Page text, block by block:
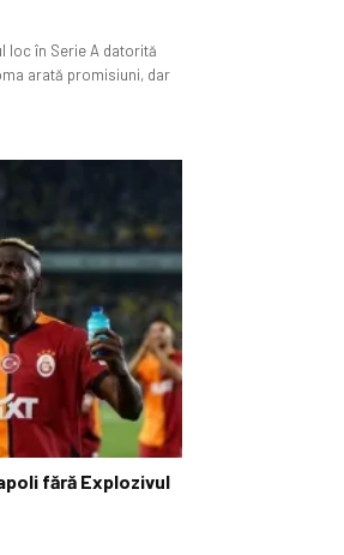
loc în Serie A datorită
arată promisiuni, dar
fără Explozivul